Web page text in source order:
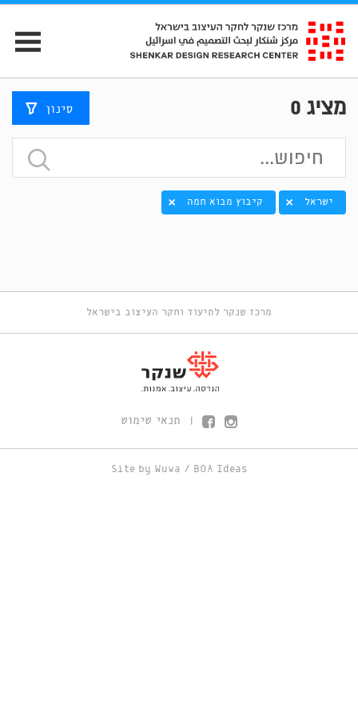
מציג 0 סינון
ישראל קיבוץ מבוא חמה
מרכז שנקר לתיעוד וחקר העיצוב בישראל
תנאי שימוש
Site by Wuwa / BOA Ideas